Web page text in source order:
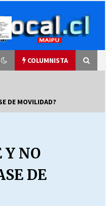
COLUMNISTA
DE MOVILIDAD?
Y NO
DE